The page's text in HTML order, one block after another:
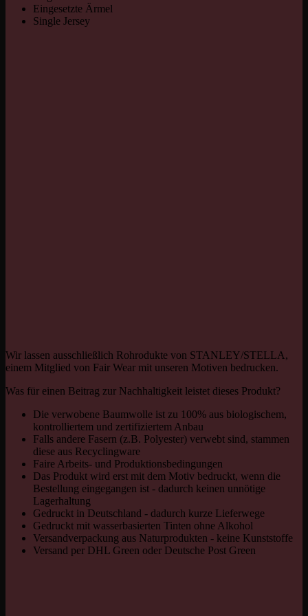
Eingesetzte Ärmel
Single Jersey
Wir lassen ausschließlich Rohrodukte von STANLEY/STELLA,
einem Mitglied von Fair Wear mit unseren Motiven bedrucken.
Was für einen Beitrag zur Nachhaltigkeit leistet dieses Produkt?
Die verwobene Baumwolle ist zu 100% aus biologischem,
kontrolliertem und zertifiziertem Anbau
Falls andere Fasern (z.B. Polyester) verwebt sind, stammen
diese aus Recyclingware
Faire Arbeits- und Produktionsbedingungen
Das Produkt wird erst mit dem Motiv bedruckt, wenn die
Bestellung eingegangen ist - dadurch keinen unnötige
Lagerhaltung
Gedruckt in Deutschland - dadurch kurze Lieferwege
Gedruckt mit wasserbasierten Tinten ohne Alkohol
Versandverpackung aus Naturprodukten - keine Kunststoffe
Versand per DHL Green oder Deutsche Post Green